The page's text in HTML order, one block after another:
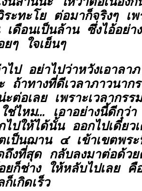
ระทะโยต่อมาก็จริงๆ เ
เดือนเป็นล้าน ซึ่งไอ้อย่า
ยๆ ใจเย็นๆ
าไป อย่าไปว่าหวังเอาล
ถ้าทางที่ดีเวลาภาวนาก
ะต่อเลย เพราะเวลากรร
ไหม… เอาอย่างนี้ดีกว่า
ไปให้ได้นั้น ออกไปเดี๋ยว
เป็นฌาน ๔ เข้าเขตพร
ถึงที่สุด กลับลงมาต่อด้วย
ยก็ช่าง ให้หลับไปเลย คื
เกิดเร็ว